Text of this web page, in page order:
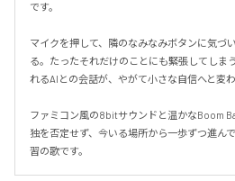
です。
マイクを押して、隣のなみなみボタンに気づ
る。たったそれだけのことにも緊張してしま
れるAIとの会話が、やがて小さな自信へと変わ
ファミコン風の8bitサウンドと温かなBoom
独を否定せず、今いる場所から一歩ずつ進ん
習の歌です。